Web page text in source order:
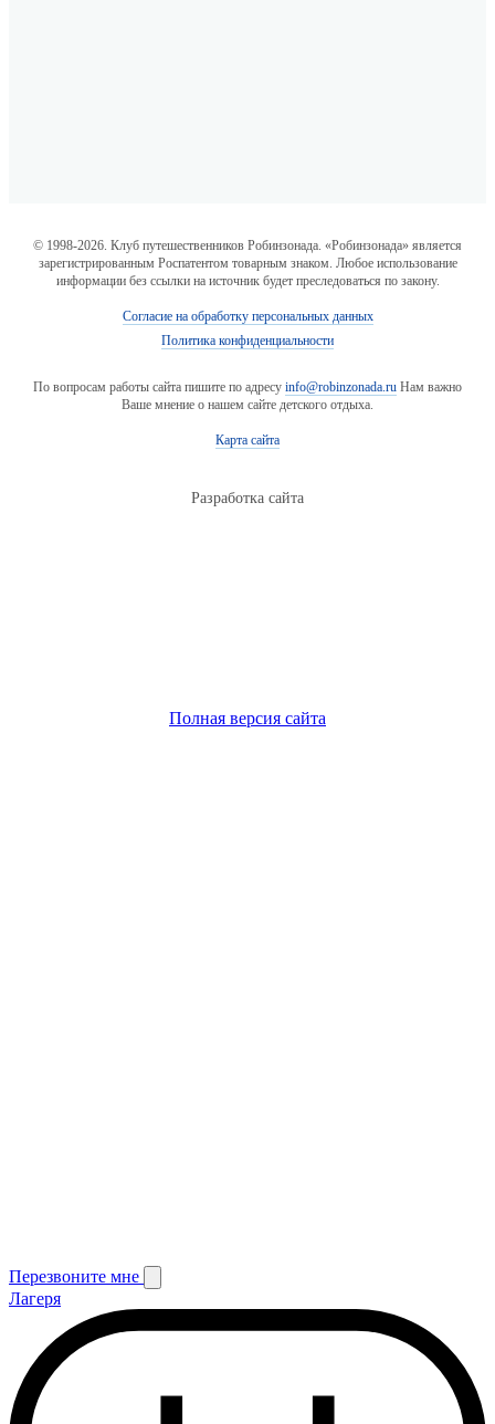
© 1998-2026. Клуб путешественников Робинзонада. «Робинзонада» является
зарегистрированным Роспатентом товарным знаком. Любое использование
информации без ссылки на источник будет преследоваться по закону.
Согласие на обработку персональных данных
Политика конфиденциальности
По вопросам работы сайта пишите по адресу info@robinzonada.ru Нам важно
Ваше мнение о нашем сайте детского отдыха.
Карта сайта
Разработка сайта
Полная версия сайта
Перезвоните мне
Лагеря